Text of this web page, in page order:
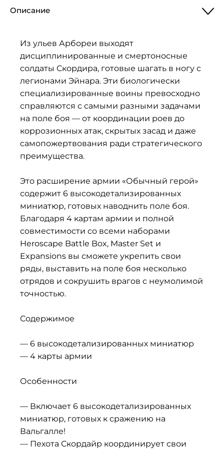
Описание
Из ульев Арбореи выходят
дисциплинированные и смертоносные
солдаты Скордира, готовые шагать в ногу с
легионами Эйнара. Эти биологически
специализированные воины превосходно
справляются с самыми разными задачами
на поле боя — от координации роев до
коррозионных атак, скрытых засад и даже
самопожертвования ради стратегического
преимущества.
Это расширение армии «Обычный герой»
содержит 6 высокодетализированных
миниатюр, готовых наводнить поле боя.
Благодаря 4 картам армии и полной
совместимости со всеми наборами
Heroscape Battle Box, Master Set и
Expansions вы сможете укрепить свои
ряды, выставить на поле боя несколько
отрядов и сокрушить врагов с неумолимой
точностью.
Содержимое
— 6 высокодетализированных миниатюр
— 4 карты армии
Особенности
— Включает 6 высокодетализированных
миниатюр, готовых к сражению на
Вальгалле!
— Пехота Скордайр координирует свои